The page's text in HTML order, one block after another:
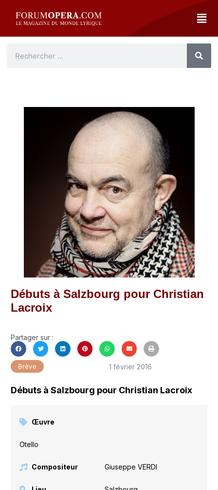
Débuts à Salzbourg pour Christian
Lacroix
Partager sur :
Brève 1 février 2016
Débuts à Salzbourg pour Christian Lacroix
Œuvre
Otello
Compositeur Giuseppe VERDI